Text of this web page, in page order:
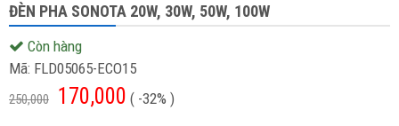
ĐÈN PHA SONOTA 20W, 30W, 50W, 100W
Còn hàng
Mã: FLD05065-ECO15
250,000 170,000 ( -32% )